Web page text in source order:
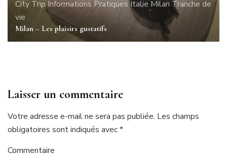
City TripInformations Pratiques Italie Milan Tranche de
vie
Milan – Les plaisirs gustatifs
Laisser un commentaire
Votre adresse e-mail ne sera pas publiée. Les champs
obligatoires sont indiqués avec*
Commentaire